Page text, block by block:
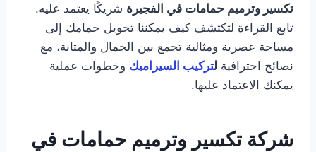
تكسير وترميم حمامات في الفجيرة شريكًا يعتمد عليه.
تابع القراءة لتكتشف كيف يمكننا تحويل حمامك إلى
مساحة عصرية ومثالية تجمع بين الجمال والمتانة، مع
نصائح احترافية لتركيب السيراميك وخطوات عملية
يمكنك الاعتماد عليها.
شركة تكسير وترميم حمامات في